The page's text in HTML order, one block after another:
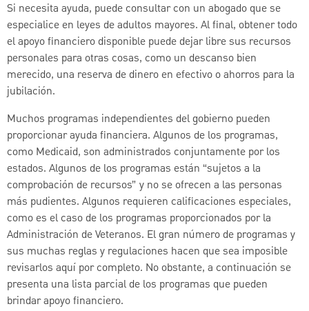
Si necesita ayuda, puede consultar con un abogado que se
especialice en leyes de adultos mayores. Al final, obtener todo
el apoyo financiero disponible puede dejar libre sus recursos
personales para otras cosas, como un descanso bien
merecido, una reserva de dinero en efectivo o ahorros para la
jubilación.
Muchos programas independientes del gobierno pueden
proporcionar ayuda financiera. Algunos de los programas,
como Medicaid, son administrados conjuntamente por los
estados. Algunos de los programas están “sujetos a la
comprobación de recursos” y no se ofrecen a las personas
más pudientes. Algunos requieren calificaciones especiales,
como es el caso de los programas proporcionados por la
Administración de Veteranos. El gran número de programas y
sus muchas reglas y regulaciones hacen que sea imposible
revisarlos aquí por completo. No obstante, a continuación se
presenta una lista parcial de los programas que pueden
brindar apoyo financiero.